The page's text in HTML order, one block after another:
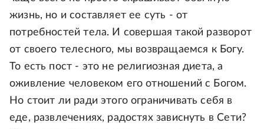
жизнь, но и составляет ее суть - от
потребностей тела. И совершая такой разворот
от своего телесного, мы возвращаемся к Богу.
То есть пост - это не религиозная диета, а
оживление человеком его отношений с Богом.
Но стоит ли ради этого ограничивать себя в
еде, развлечениях, радостях зависнуть в Сети?